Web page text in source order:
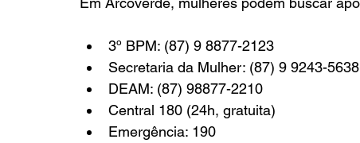
3º BPM: (87) 9 8877-2123
Secretaria da Mulher: (87) 9 9243-5638
DEAM: (87) 98877-2210
Central 180 (24h, gratuita)
Emergência: 190